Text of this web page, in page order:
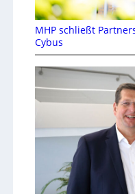
MHP schließt
Cybus